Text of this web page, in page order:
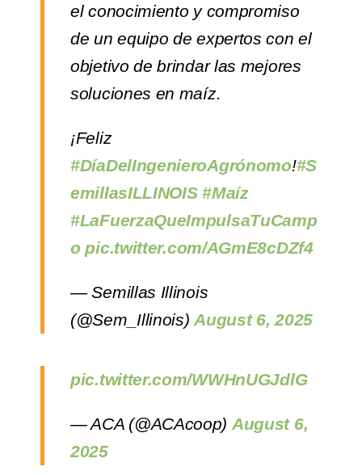
el conocimiento y compromiso
de un equipo de expertos con el
objetivo de brindar las mejores
soluciones en maíz.
¡Feliz
#DíaDelIngenieroAgrónomo!#S
emillasILLINOIS #Maíz
#LaFuerzaQueImpulsaTuCamp
o pic.twitter.com/AGmE8cDZf4
— Semillas Illinois
(@Sem_Illinois)August 6, 2025
pic.twitter.com/WWHnUGJdlG
— ACA (@ACAcoop) August 6,
2025